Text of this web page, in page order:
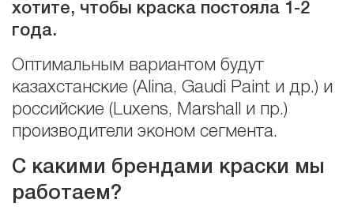
хотите, чтобы краска постояла 1-2
года.
Оптимальным вариантом будут
казахстанские (Alina, Gaudi Paint и др.) и
российские (Luxens, Marshall и пр.)
производители эконом сегмента.
С какими брендами краски мы
работаем?